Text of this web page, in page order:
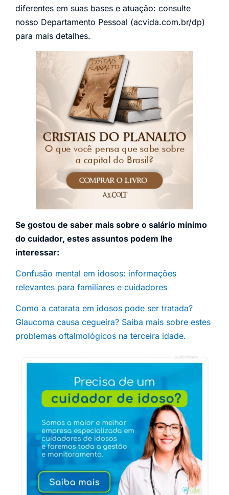
diferentes em suas bases e atuação: consulte
nosso Departamento Pessoal (acvida.com.br/dp)
para mais detalhes.
Se gostou de saber mais sobre o salário mínimo
do cuidador, estes assuntos podem lhe
interessar:
Confusão mental em idosos: informações
relevantes para familiares e cuidadores
Como a catarata em idosos pode ser tratada?
Glaucoma causa cegueira? Saiba mais sobre estes
problemas oftalmológicos na terceira idade.